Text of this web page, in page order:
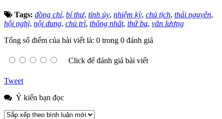
Tags: đồng chí, bí thư, tỉnh ủy, nhiệm kỳ, chủ tịch, thái nguyên,
hội nghị, nội dung, chủ trì, thống nhất, thứ ba, văn lương
Tổng số điểm của bài viết là: 0 trong 0 đánh giá
Click để đánh giá bài viết
Tweet
Ý kiến bạn đọc